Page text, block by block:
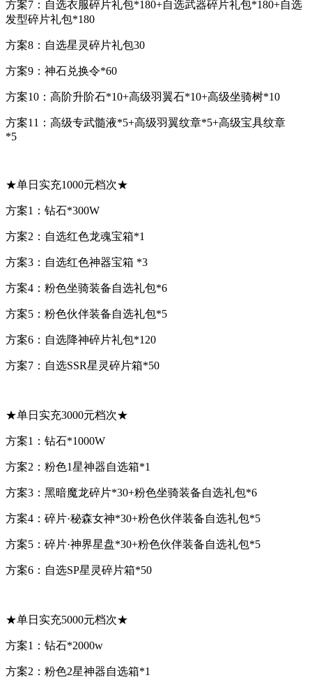
方案7：自选衣服碎片礼包*180+自选武器碎片礼包*180+自选
发型碎片礼包*180
方案8：自选星灵碎片礼包30
方案9：神石兑换令*60
方案10：高阶升阶石*10+高级羽翼石*10+高级坐骑树*10
方案11：高级专武髓液*5+高级羽翼纹章*5+高级宝具纹章
*5
★单日实充1000元档次★
方案1：钻石*300W
方案2：自选红色龙魂宝箱*1
方案3：自选红色神器宝箱 *3
方案4：粉色坐骑装备自选礼包*6
方案5：粉色伙伴装备自选礼包*5
方案6：自选降神碎片礼包*120
方案7：自选SSR星灵碎片箱*50
★单日实充3000元档次★
方案1：钻石*1000W
方案2：粉色1星神器自选箱*1
方案3：黑暗魔龙碎片*30+粉色坐骑装备自选礼包*6
方案4：碎片·秘森女神*30+粉色伙伴装备自选礼包*5
方案5：碎片·神界星盘*30+粉色伙伴装备自选礼包*5
方案6：自选SP星灵碎片箱*50
★单日实充5000元档次★
方案1：钻石*2000w
方案2：粉色2星神器自选箱*1